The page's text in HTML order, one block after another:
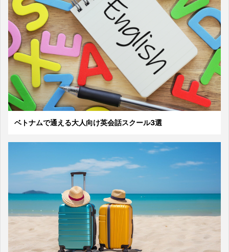
ベトナムで通える大人向け英会話スクール3選